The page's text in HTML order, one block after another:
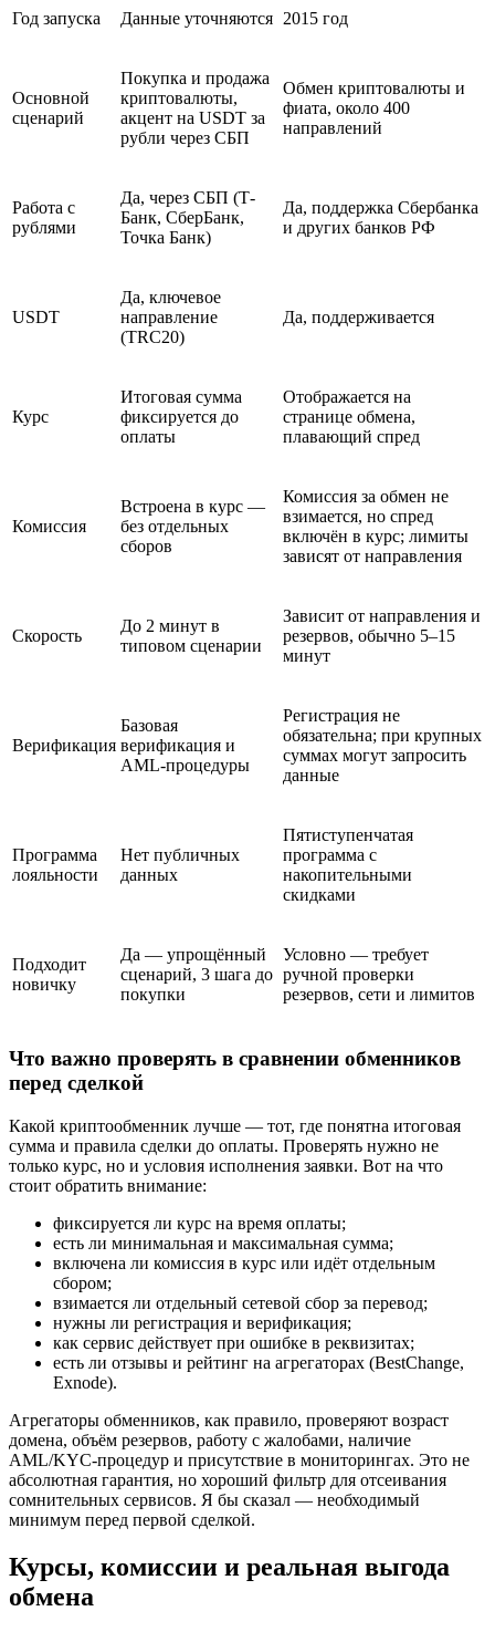
Год запуска Данные уточняются 2015 год
Основной
сценарий
Покупка и продажа
криптовалюты,
акцент на USDT за
рубли через СБП
Обмен криптовалюты и
фиата, около 400
направлений
Работа с
рублями
Да, через СБП (Т-
Банк, СберБанк,
Точка Банк)
Да, поддержка Сбербанка
и других банков РФ
USDT
Да, ключевое
направление
(TRC20)
Да, поддерживается
Курс
Итоговая сумма
фиксируется до
оплаты
Отображается на
странице обмена,
плавающий спред
Комиссия
Встроена в курс —
без отдельных
сборов
Комиссия за обмен не
взимается, но спред
включён в курс; лимиты
зависят от направления
Скорость
До 2 минут в
типовом сценарии
Зависит от направления и
резервов, обычно 5–15
минут
Верификация
Базовая
верификация и
AML-процедуры
Регистрация не
обязательна; при крупных
суммах могут запросить
данные
Программа
лояльности
Нет публичных
данных
Пятиступенчатая
программа с
накопительными
скидками
Подходит
новичку
Да — упрощённый
сценарий, 3 шага до
покупки
Условно — требует
ручной проверки
резервов, сети и лимитов
Что важно проверять в сравнении обменников
перед сделкой
Какой криптообменник лучше — тот, где понятна итоговая
сумма и правила сделки до оплаты. Проверять нужно не
только курс, но и условия исполнения заявки. Вот на что
стоит обратить внимание:
фиксируется ли курс на время оплаты;
есть ли минимальная и максимальная сумма;
включена ли комиссия в курс или идёт отдельным
сбором;
взимается ли отдельный сетевой сбор за перевод;
нужны ли регистрация и верификация;
как сервис действует при ошибке в реквизитах;
есть ли отзывы и рейтинг на агрегаторах (BestChange,
Exnode).
Агрегаторы обменников, как правило, проверяют возраст
домена, объём резервов, работу с жалобами, наличие
AML/KYC-процедур и присутствие в мониторингах. Это не
абсолютная гарантия, но хороший фильтр для отсеивания
сомнительных сервисов. Я бы сказал — необходимый
минимум перед первой сделкой.
Курсы, комиссии и реальная выгода
обмена